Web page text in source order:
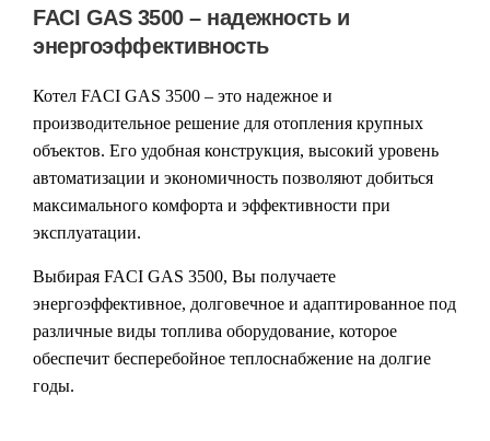
FACI GAS 3500 – надежность и
энергоэффективность
Котел FACI GAS 3500 – это надежное и
производительное решение для отопления крупных
объектов. Его удобная конструкция, высокий уровень
автоматизации и экономичность позволяют добиться
максимального комфорта и эффективности при
эксплуатации.
Выбирая FACI GAS 3500, Вы получаете
энергоэффективное, долговечное и адаптированное под
различные виды топлива оборудование, которое
обеспечит бесперебойное теплоснабжение на долгие
годы.